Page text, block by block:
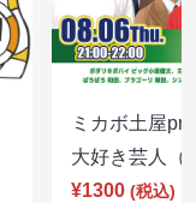
ミカボ土屋
大好き芸人
¥1300 (税込)